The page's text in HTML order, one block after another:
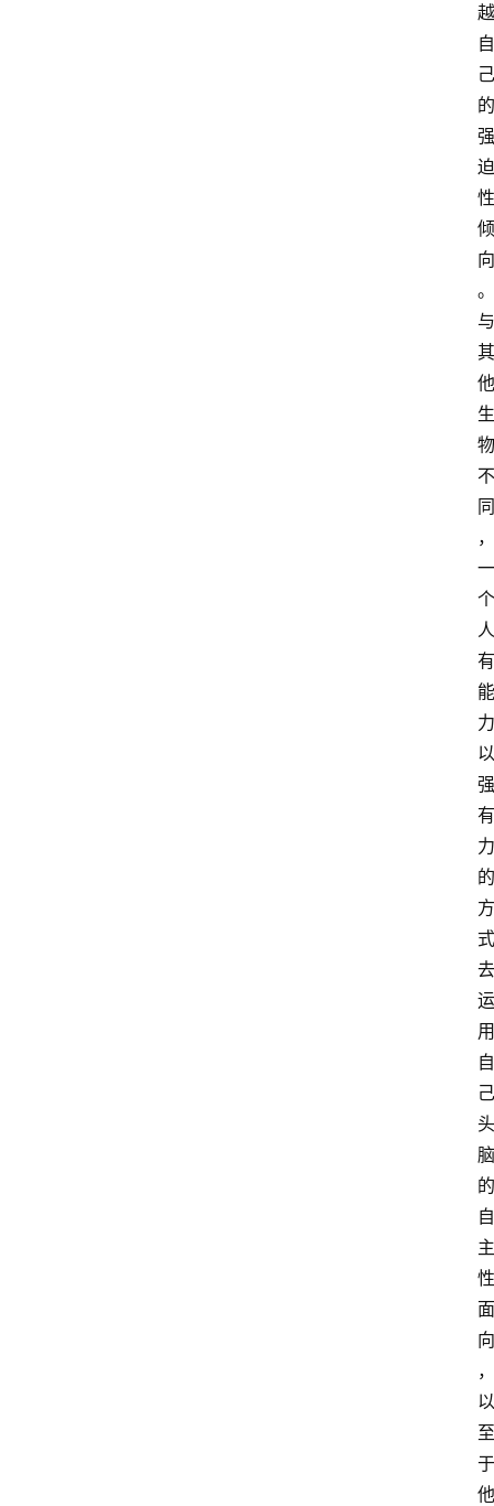
越
自
己
的
强
迫
性
倾
向
。
与
其
他
生
物
不
同
，
一
个
人
有
能
力
以
强
有
力
的
方
式
去
运
用
自
己
头
脑
的
自
主
性
面
向
，
以
至
于
他